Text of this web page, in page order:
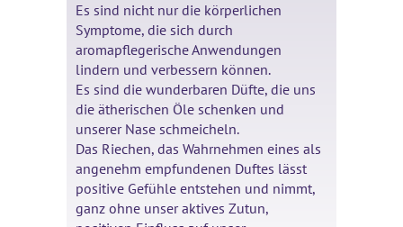
Es sind nicht nur die körperlichen
Symptome, die sich durch
aromapflegerische Anwendungen
lindern und verbessern können.
Es sind die wunderbaren Düfte, die uns
die ätherischen Öle schenken und
unserer Nase schmeicheln.
Das Riechen, das Wahrnehmen eines als
angenehm empfundenen Duftes lässt
positive Gefühle entstehen und nimmt,
ganz ohne unser aktives Zutun,